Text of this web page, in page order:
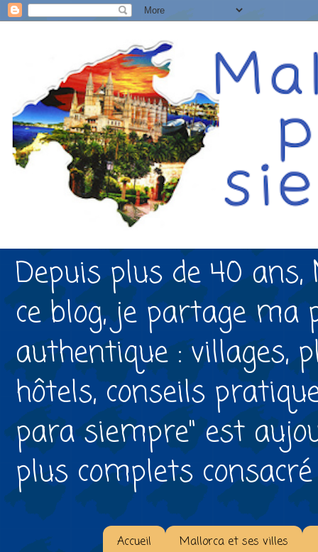
Depuis plus de 40
ce blog, je partage
authentique : villages,
hôtels, conseils
para siempre" est
plus complets consacré
Accueil Mallorca et ses villes